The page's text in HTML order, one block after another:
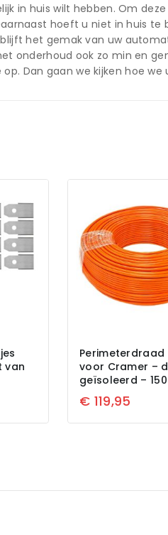
in huis wilt hebben. Om
hoeft u niet in huis
het gemak van uw
onderhoud ook zo min en
Dan gaan we kijken hoe we
van
Perimeterdraad
voor Cramer –
geïsoleerd –
€ 119,95